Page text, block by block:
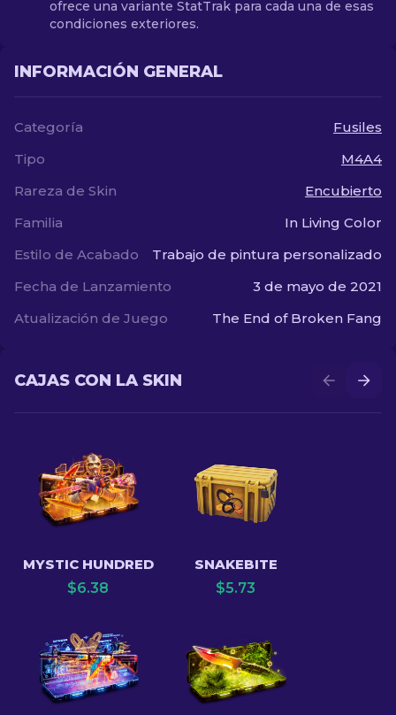
ofrece una variante StatTrak para cada una de esas
condiciones exteriores.
INFORMACIÓN GENERAL
Categoría
Fusiles
Tipo
M4A4
Rareza de Skin
Encubierto
Familia
In Living Color
Estilo de Acabado
Trabajo de pintura personalizado
Fecha de Lanzamiento
3 de mayo de 2021
Atualización de Juego
The End of Broken Fang
CAJAS CON LA SKIN
MYSTIC HUNDRED
$6.38
SNAKEBITE
$5.73